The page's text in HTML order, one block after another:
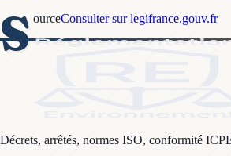
S ourceConsulter sur legifrance.gouv.fr
Décrets, arrêtés, normes ISO, conformité